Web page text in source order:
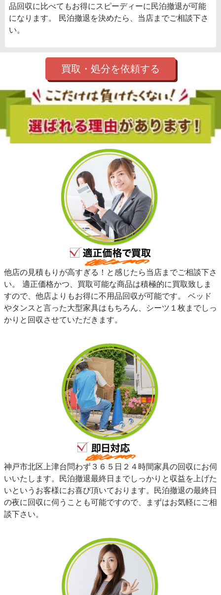
品回収に比べてもお得にスピーディーに民泊撤退が可能
になります。 民泊撤退を決めたら、当店までご相談下さ
い。
買取・処分を依頼する
他店の見積もりが高すぎる！と感じたら当店までご相談下さ
い。 適正価格かつ、買取可能な商品は積極的に買取致しま
すので、他店よりもお得に不用品回収が可能です。 ベッド
やタンスと言った大型家具はもちろん、シーツ１枚までしっ
かりと回収させていただきます。
神戸市北区上津台問わず３６５日２４時間家具の回収にお伺
いいたします。民泊撤退最終日までしっかりと収益を上げた
いというお客様にお喜び頂いております。民泊撤退の最終日
の夜に回収に伺うことも可能ですので、まずはお気軽にご相
談下さい。